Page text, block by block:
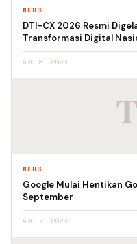
NEWS
DTI-CX 2026 Resmi
Transformasi Digital
AUG 5, 2026
NEWS
Google Mulai Hentikan
September
AUG 7, 2026